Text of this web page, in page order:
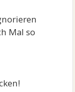
Mal so